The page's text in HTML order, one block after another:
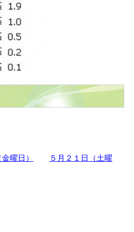
曜日）
５月２１日（土曜